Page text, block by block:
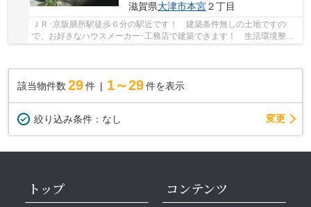
滋賀県大津市本宮２丁目
ＪＲ･京阪膳所駅徒歩６分の駅近です！ 建築条件無しの土地ですの
で、お好きなハウスメーカー･工務店で建築できます！ 生活環境整う
該当物件数 29件 1～29 件を表示
絞り込み条件： なし 変更
トップ コンテンツ